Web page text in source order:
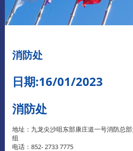
消防处
日期:16/01/2023
消防处
地址：九龙尖沙咀东部康庄道一号消防总
组
电话：852- 2733 7775